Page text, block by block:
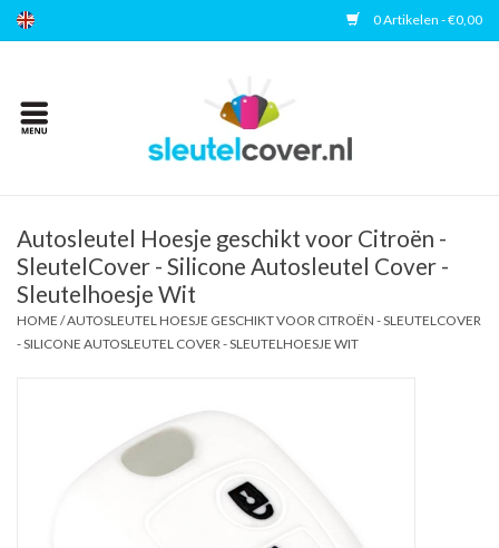
0 Artikelen - €0,00
Home
Accessoires
Veelgestelde vragen
Autosleutel Hoesje geschikt voor Citroën -
SleutelCover - Silicone Autosleutel Cover -
Sleutelhoesje Wit
HOME /AUTOSLEUTEL HOESJE GESCHIKT VOOR CITROËN - SLEUTELCOVER
- SILICONE AUTOSLEUTEL COVER - SLEUTELHOESJE WIT